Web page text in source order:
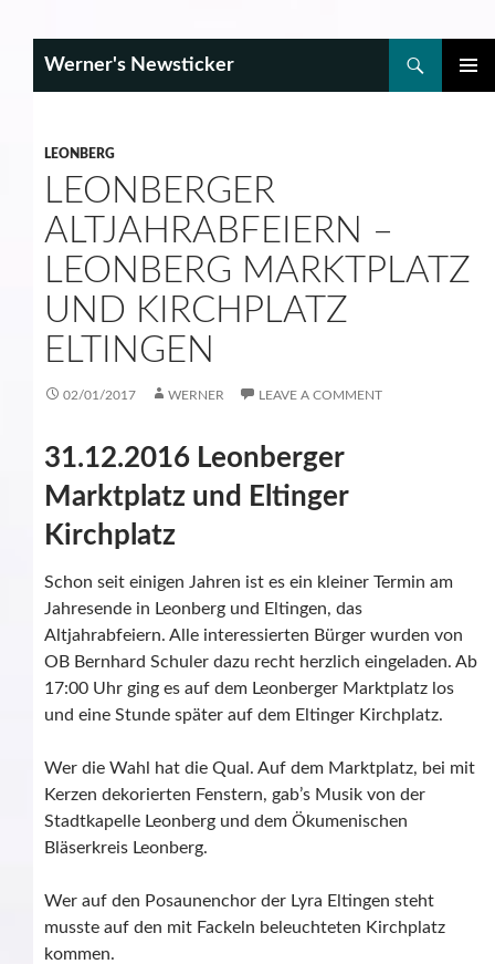
Werner's Newsticker
LEONBERG
LEONBERGER
ALTJAHRABFEIERN –
LEONBERG MARKTPLATZ
UND KIRCHPLATZ
ELTINGEN
02/01/2017 WERNER LEAVE A COMMENT
31.12.2016 Leonberger
Marktplatz und Eltinger
Kirchplatz
Schon seit einigen Jahren ist es ein kleiner Termin am
Jahresende in Leonberg und Eltingen, das
Altjahrabfeiern. Alle interessierten Bürger wurden von
OB Bernhard Schuler dazu recht herzlich eingeladen. Ab
17:00 Uhr ging es auf dem Leonberger Marktplatz los
und eine Stunde später auf dem Eltinger Kirchplatz.
Wer die Wahl hat die Qual. Auf dem Marktplatz, bei mit
Kerzen dekorierten Fenstern, gab’s Musik von der
Stadtkapelle Leonberg und dem Ökumenischen
Bläserkreis Leonberg.
Wer auf den Posaunenchor der Lyra Eltingen steht
musste auf den mit Fackeln beleuchteten Kirchplatz
kommen.